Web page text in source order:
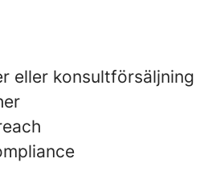
eller konsultförsäljning